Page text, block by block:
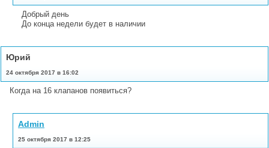
Добрый день
До конца недели будет в наличии
Юрий
24 октября 2017 в 16:02
Когда на 16 клапанов появиться?
Admin
25 октября 2017 в 12:25